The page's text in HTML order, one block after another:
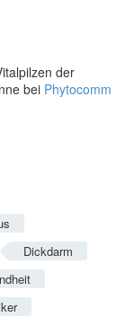
der
bei Phytocomm
Dickdarm